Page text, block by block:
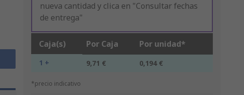
nueva cantidad y clica en "Consultar fechas
de entrega"
Caja(s) Por Caja Por unidad*
1 + 9,71 € 0,194 €
*precio indicativo